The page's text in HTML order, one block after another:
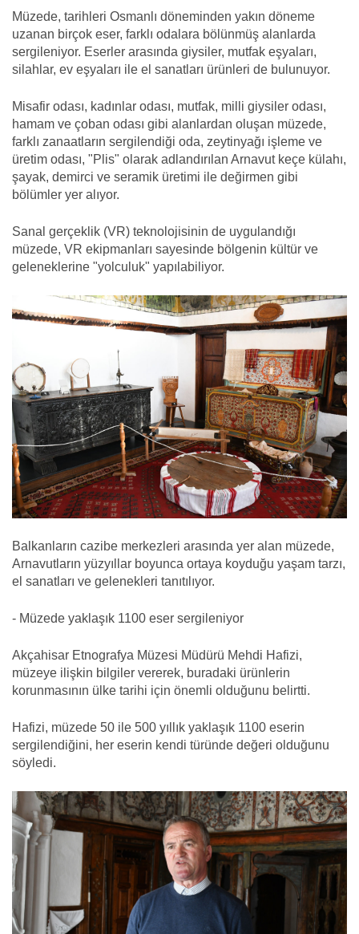
Müzede, tarihleri Osmanlı döneminden yakın döneme
uzanan birçok eser, farklı odalara bölünmüş alanlarda
sergileniyor. Eserler arasında giysiler, mutfak eşyaları,
silahlar, ev eşyaları ile el sanatları ürünleri de bulunuyor.
Misafir odası, kadınlar odası, mutfak, milli giysiler odası,
hamam ve çoban odası gibi alanlardan oluşan müzede,
farklı zanaatların sergilendiği oda, zeytinyağı işleme ve
üretim odası, "Plis" olarak adlandırılan Arnavut keçe külahı,
şayak, demirci ve seramik üretimi ile değirmen gibi
bölümler yer alıyor.
Sanal gerçeklik (VR) teknolojisinin de uygulandığı
müzede, VR ekipmanları sayesinde bölgenin kültür ve
geleneklerine "yolculuk" yapılabiliyor.
Balkanların cazibe merkezleri arasında yer alan müzede,
Arnavutların yüzyıllar boyunca ortaya koyduğu yaşam tarzı,
el sanatları ve gelenekleri tanıtılıyor.
- Müzede yaklaşık 1100 eser sergileniyor
Akçahisar Etnografya Müzesi Müdürü Mehdi Hafizi,
müzeye ilişkin bilgiler vererek, buradaki ürünlerin
korunmasının ülke tarihi için önemli olduğunu belirtti.
Hafizi, müzede 50 ile 500 yıllık yaklaşık 1100 eserin
sergilendiğini, her eserin kendi türünde değeri olduğunu
söyledi.